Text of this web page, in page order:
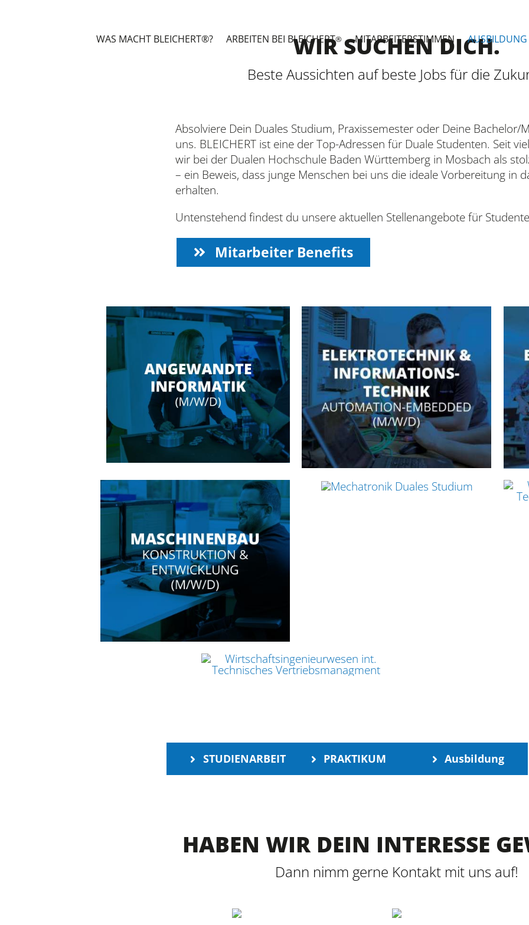
WAS MACHT BLEICHERT®? ARBEITEN BEI BLEICHERT® MITARBEITERSTIMMEN
WIR SUCHEN DICH.
Beste Aussichten auf beste Jobs für die
Absolviere Dein Duales Studium, Praxissemester oder Deine Bachelor/
uns. BLEICHERT ist eine der Top-Adressen für Duale Studenten. Seit
wir bei der Dualen Hochschule Baden Württemberg in Mosbach als
– ein Beweis, dass junge Menschen bei uns die ideale Vorbereitung in
erhalten.
Untenstehend findest du unsere aktuellen Stellenangebote für
Mitarbeiter Benefits
STUDIENARBEIT PRAKTIKUM Ausbildung
HABEN WIR DEIN INTERESSE
Dann nimm gerne Kontakt mit uns auf!